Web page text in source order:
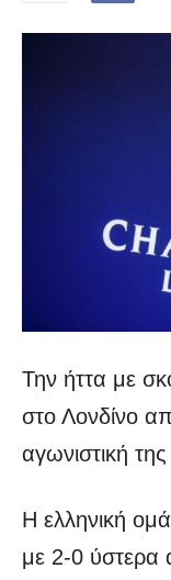
Την ήττα με
στο Λονδίνο
αγωνιστική
Η ελληνική
με 2-0 ύστερα